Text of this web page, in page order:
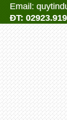
Email:
ĐT: